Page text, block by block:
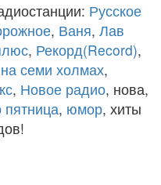
Русское
, Ваня, Лав
, Рекорд(Record),
семи холмах,
, Новое радио, нова,
пятница, юмор, хиты